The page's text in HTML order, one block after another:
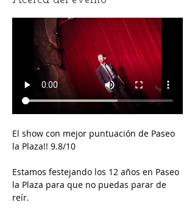
El show con mejor puntuación de Paseo
la Plaza!! 9.8/10
Estamos festejando los 12 años en Paseo
la Plaza para que no puedas parar de
reír.